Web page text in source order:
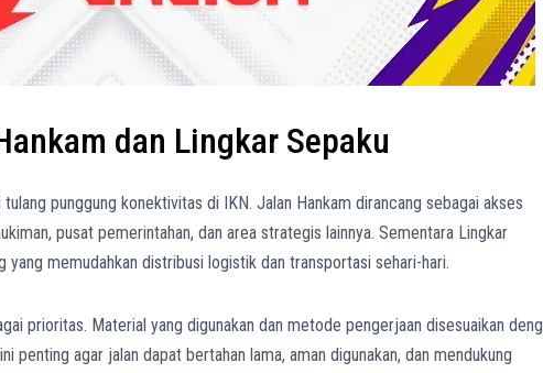
dan Lingkar Sepaku
punggung konektivitas di IKN. Jalan Hankam dirancang sebagai akses
pusat pemerintahan, dan area strategis lainnya. Sementara Lingkar
yang memudahkan distribusi logistik dan transportasi sehari-hari.
prioritas. Material yang digunakan dan metode pengerjaan disesuaikan
penting agar jalan dapat bertahan lama, aman digunakan, dan mendukung